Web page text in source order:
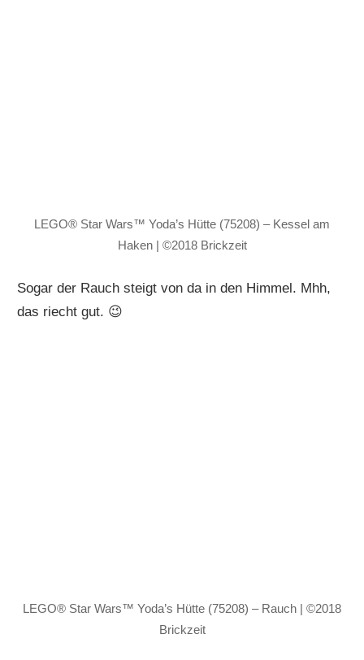
LEGO® Star Wars™ Yoda’s Hütte (75208) – Kessel am
Haken | ©2018 Brickzeit
Sogar der Rauch steigt von da in den Himmel. Mhh,
das riecht gut. 😉
LEGO® Star Wars™ Yoda’s Hütte (75208) – Rauch | ©2018
Brickzeit